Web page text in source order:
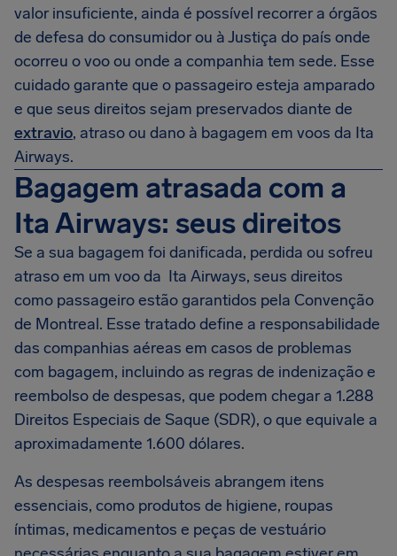
valor insuficiente, ainda é possível recorrer a órgãos
de defesa do consumidor ou à Justiça do país onde
ocorreu o voo ou onde a companhia tem sede. Esse
cuidado garante que o passageiro esteja amparado
e que seus direitos sejam preservados diante de
extravio, atraso ou dano à bagagem em voos da Ita
Airways.
Bagagem atrasada com a
Ita Airways: seus direitos
Se a sua bagagem foi danificada, perdida ou sofreu
atraso em um voo da Ita Airways, seus direitos
como passageiro estão garantidos pela Convenção
de Montreal. Esse tratado define a responsabilidade
das companhias aéreas em casos de problemas
com bagagem, incluindo as regras de indenização e
reembolso de despesas, que podem chegar a 1.288
Direitos Especiais de Saque (SDR), o que equivale a
aproximadamente 1.600 dólares.
As despesas reembolsáveis abrangem itens
essenciais, como produtos de higiene, roupas
íntimas, medicamentos e peças de vestuário